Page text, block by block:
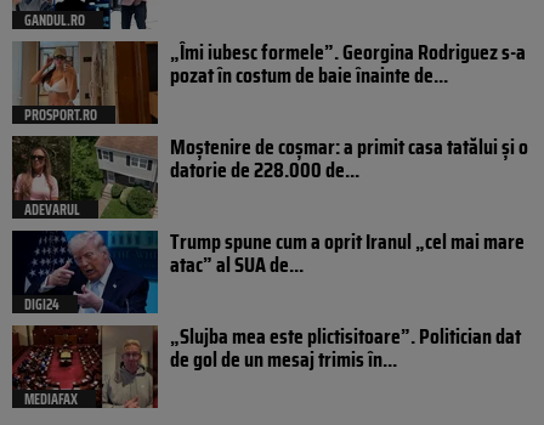
GANDUL.RO
PROSPORT.RO
„Îmi iubesc formele”. Georgina Rodriguez s-a
pozat în costum de baie înainte de...
ADEVARUL
Moștenire de coșmar: a primit casa tatălui și o
datorie de 228.000 de...
DIGI24
Trump spune cum a oprit Iranul „cel mai mare
atac” al SUA de...
MEDIAFAX
„Slujba mea este plictisitoare”. Politician dat
de gol de un mesaj trimis în...